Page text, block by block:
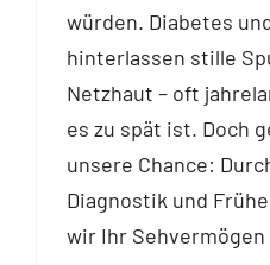
würden. Diabetes
hinterlassen stille
Netzhaut – oft
es zu spät ist. Doch
unsere Chance:
Diagnostik und
wir Ihr